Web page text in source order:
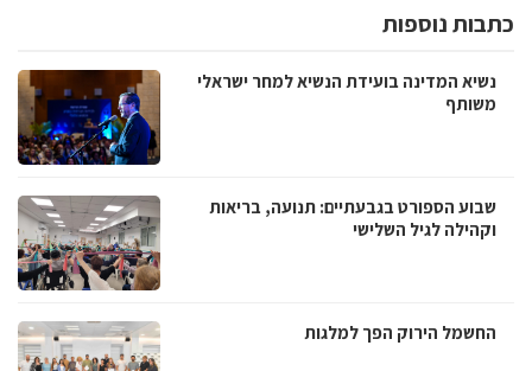
כתבות נוספות
נשיא המדינה בועידת הנשיא למחר ישראלי
משותף
שבוע הספורט בגבעתיים: תנועה, בריאות
וקהילה לגיל השלישי
החשמל הירוק הפך למלגות